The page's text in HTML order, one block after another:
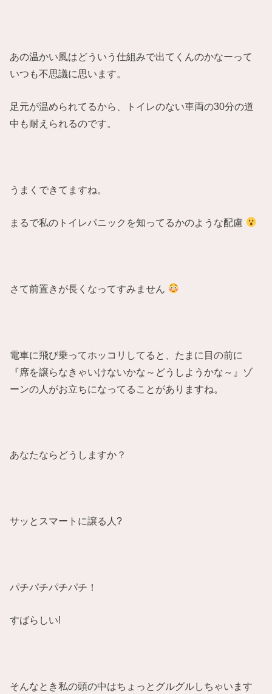
あの温かい風はどういう仕組みで出てくんのかなーって
いつも不思議に思います。
足元が温められてるから、トイレのない車両の30分の道
中も耐えられるのです。
うまくできてますね。
まるで私のトイレパニックを知ってるかのような配慮
さて前置きが長くなってすみません
電車に飛び乗ってホッコリしてると、たまに目の前に
『席を譲らなきゃいけないかな～どうしようかな～』ゾ
ーンの人がお立ちになってることがありますね。
あなたならどうしますか？
サッとスマートに譲る人?
パチパチパチパチ！
すばらしい!
そんなとき私の頭の中はちょっとグルグルしちゃいます